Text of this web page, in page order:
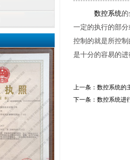
数控系统
一定的执行的部
控制的就是所控
是十分的容易的
上一条：数控系统的
下一条：数控系统进